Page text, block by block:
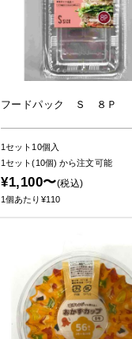
フードパック Ｓ ８Ｐ
1セット10個入
1セット(10個)から注文可能
¥1,100〜(税込)
1個あたり¥110